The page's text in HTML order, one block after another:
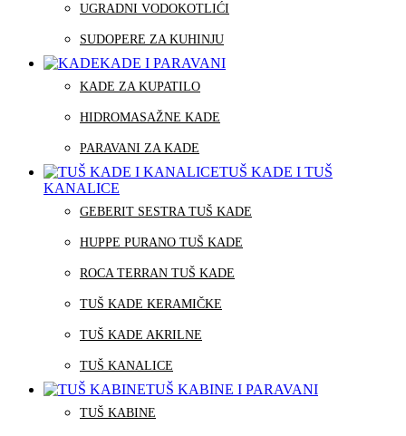
UGRADNI VODOKOTLIĆI
SUDOPERE ZA KUHINJU
KADE I PARAVANI
KADE ZA KUPATILO
HIDROMASAŽNE KADE
PARAVANI ZA KADE
TUŠ KADE I TUŠ
KANALICE
GEBERIT SESTRA TUŠ KADE
HUPPE PURANO TUŠ KADE
ROCA TERRAN TUŠ KADE
TUŠ KADE KERAMIČKE
TUŠ KADE AKRILNE
TUŠ KANALICE
TUŠ KABINE I PARAVANI
TUŠ KABINE